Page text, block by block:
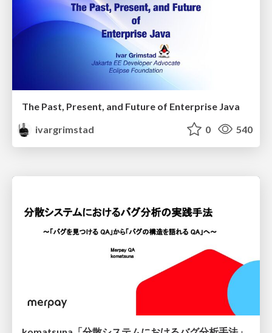
The Past, Present, and Future of Enterprise Java
ivargrimstad
0 540